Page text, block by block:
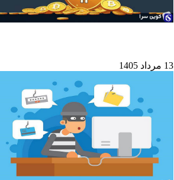
13 مرداد 1405